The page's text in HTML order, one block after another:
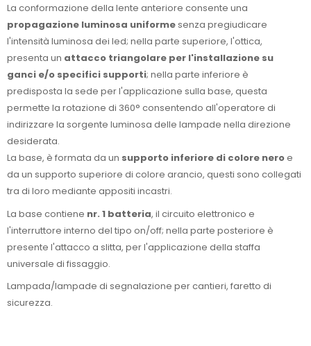
La conformazione della lente anteriore consente una
propagazione luminosa uniformesenza pregiudicare
l'intensità luminosa dei led; nella parte superiore, l'ottica,
presenta un attacco triangolare per l'installazione su
ganci e/o specifici supporti; nella parte inferiore è
predisposta la sede per l'applicazione sulla base, questa
permette la rotazione di 360° consentendo all'operatore di
indirizzare la sorgente luminosa delle lampade nella direzione
desiderata.
La base, è formata da un supporto inferiore di colore neroe
da un supporto superiore di colore arancio, questi sono collegati
tra di loro mediante appositi incastri.
La base contiene nr. 1 batteria, il circuito elettronico e
l'interruttore interno del tipo on/off; nella parte posteriore è
presente l'attacco a slitta, per l'applicazione della staffa
universale di fissaggio.
Lampada/lampade di segnalazione per cantieri, faretto di
sicurezza.